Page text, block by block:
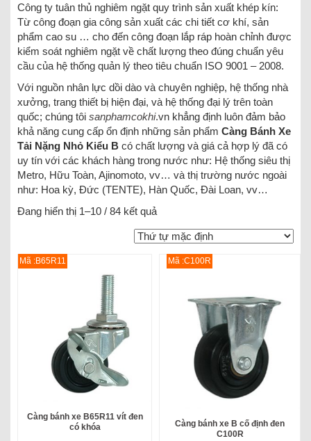
Công ty tuân thủ nghiêm ngặt quy trình sản xuất khép kín:
Từ công đoạn gia công sản xuất các chi tiết cơ khí, sản
phẩm cao su … cho đến công đoạn lắp ráp hoàn chỉnh được
kiểm soát nghiêm ngặt về chất lượng theo đúng chuẩn yêu
cầu của hệ thống quản lý theo tiêu chuẩn ISO 9001 – 2008.
Với nguồn nhân lực dồi dào và chuyên nghiệp, hệ thống nhà
xưởng, trang thiết bị hiện đại, và hệ thống đại lý trên toàn
quốc; chúng tôi sanphamcokhi.vn khẳng định luôn đảm bảo
khả năng cung cấp ổn định những sản phẩm Càng Bánh Xe
Tải Nặng Nhỏ Kiểu B có chất lượng và giá cả hợp lý đã có
uy tín với các khách hàng trong nước như: Hệ thống siêu thị
Metro, Hữu Toàn, Ajinomoto, vv… và thị trường nước ngoài
như: Hoa kỳ, Đức (TENTE), Hàn Quốc, Đài Loan, vv…
Đang hiển thị 1–10 / 84 kết quả
Mã :B65R11
Càng bánh xe B65R11 vít đen
có khóa
Mã :C100R
Càng bánh xe B cố định đen
C100R